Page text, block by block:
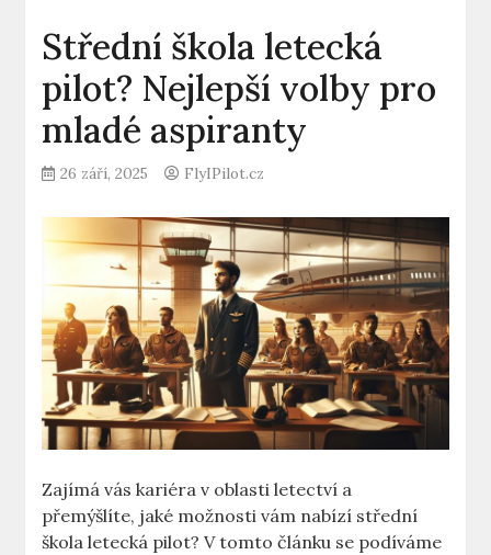
Střední škola letecká
pilot? Nejlepší volby pro
mladé aspiranty
26 září, 2025 FlyIPilot.cz
Zajímá vás kariéra v oblasti⁣ letectví a
přemýšlíte, ‍jaké možnosti vám nabízí‌ střední
škola letecká pilot? V ⁤tomto článku se podíváme